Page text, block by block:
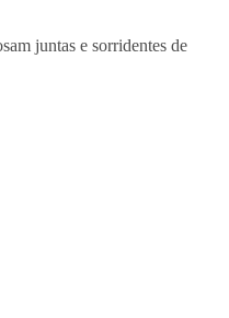
juntas e sorridentes de